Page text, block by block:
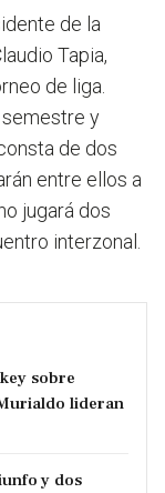
de la
Tapia,
de liga.
semestre y
de dos
entre ellos a
jugará dos
interzonal.
sobre
lideran
y dos